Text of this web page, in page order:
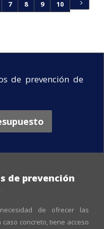
7 8 9 10
de prevención de
de prevención
de ofrecer las
concreto, tiene acceso